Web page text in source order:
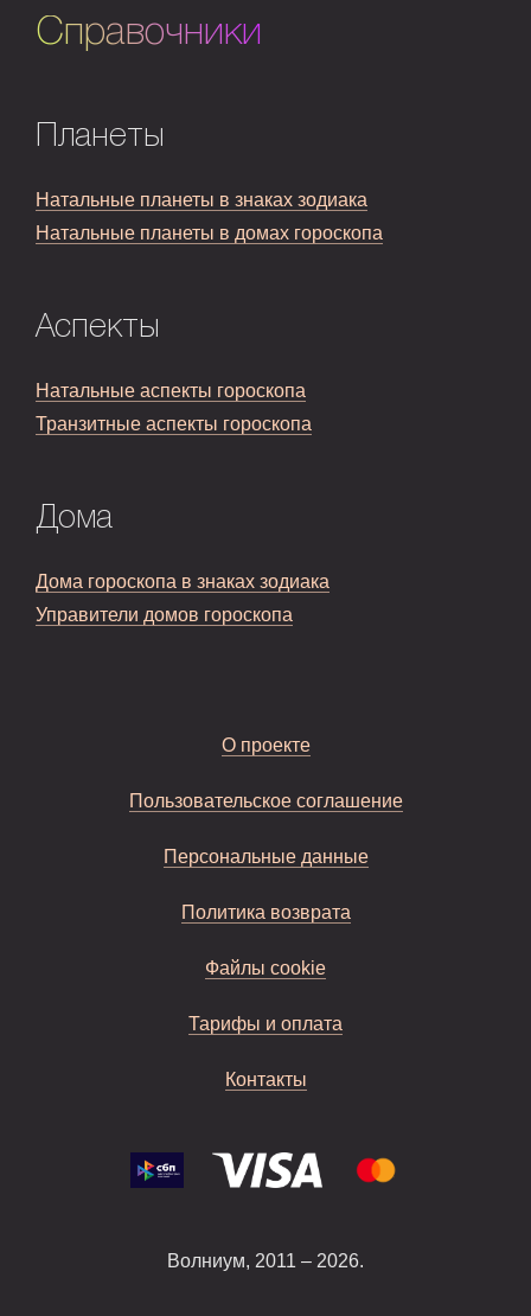
Справочники
Планеты
Натальные планеты в знаках зодиака
Натальные планеты в домах гороскопа
Аспекты
Натальные аспекты гороскопа
Транзитные аспекты гороскопа
Дома
Дома гороскопа в знаках зодиака
Управители домов гороскопа
О проекте
Пользовательское соглашение
Персональные данные
Политика возврата
Файлы cookie
Тарифы и оплата
Контакты
Волниум, 2011 – 2026.